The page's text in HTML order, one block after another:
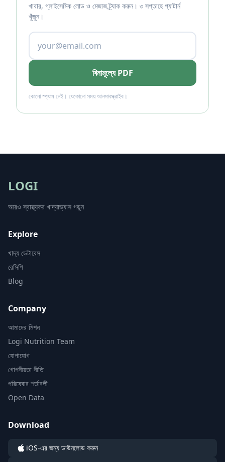
খাবার, গ্লাইসেমিক লোড ও মেজাজ ট্র্যাক করুন। ৩ সপ্তাহে প্যাটার্ন
খুঁজুন।
বিনামূল্যে PDF
কোনো স্প্যাম নেই। যেকোনো সময় আনসাবস্ক্রাইব।
LOGI
আরও স্বাস্থ্যকর খাদ্যাভ্যাস গড়ুন
Explore
খাদ্য ডেটাবেস
রেসিপি
Blog
Company
আমাদের মিশন
Logi Nutrition Team
যোগাযোগ
গোপনীয়তা নীতি
পরিষেবার শর্তাবলী
Open Data
Download
iOS-এর জন্য ডাউনলোড করুন